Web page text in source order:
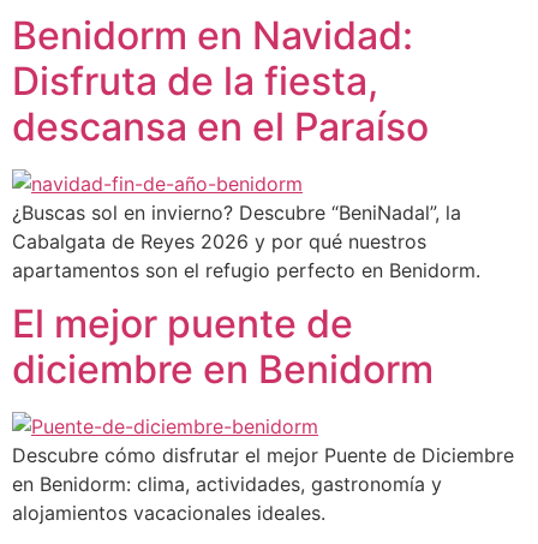
Benidorm en Navidad:
Disfruta de la fiesta,
descansa en el Paraíso
¿Buscas sol en invierno? Descubre “BeniNadal”, la
Cabalgata de Reyes 2026 y por qué nuestros
apartamentos son el refugio perfecto en Benidorm.
El mejor puente de
diciembre en Benidorm
Descubre cómo disfrutar el mejor Puente de Diciembre
en Benidorm: clima, actividades, gastronomía y
alojamientos vacacionales ideales.